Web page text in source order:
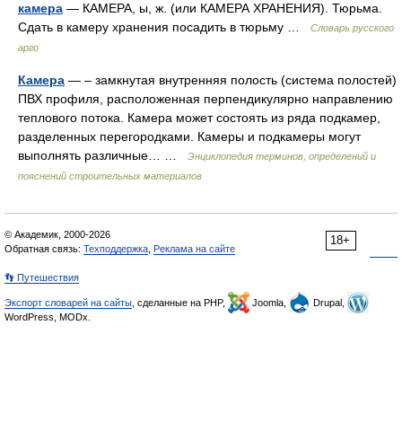
камера — КАМЕРА, ы, ж. (или КАМЕРА ХРАНЕНИЯ). Тюрьма.
Сдать в камеру хранения посадить в тюрьму …
Словарь русского
арго
Камера — – замкнутая внутренняя полость (система полостей)
ПВХ профиля, расположенная перпендикулярно направлению
теплового потока. Камера может состоять из ряда подкамер,
разделенных перегородками. Камеры и подкамеры могут
выполнять различные… …
Энциклопедия терминов, определений и
пояснений строительных материалов
18+
© Академик, 2000-2026
Обратная связь: Техподдержка Реклама на сайте
👣 Путешествия
Экспорт словарей на сайты , сделанные на PHP, Joomla,
Drupal,
WordPress, MODx.